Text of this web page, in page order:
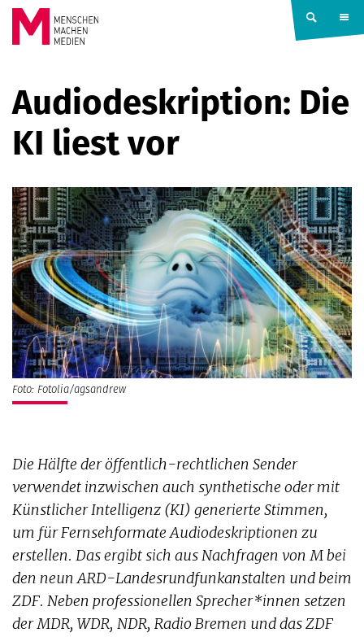
Springe zum Inhalt
MACHEN
MEDIEN
Audiodeskription: Die
KI liest vor
Foto: Fotolia/agsandrew
Die Hälfte der öffentlich-rechtlichen Sender
verwendet inzwischen auch synthetische oder mit
Künstlicher Intelligenz (KI) generierte Stimmen,
um für Fernsehformate Audiodeskriptionen zu
erstellen. Das ergibt sich aus Nachfragen von M bei
den neun ARD-Landesrundfunkanstalten und beim
ZDF. Neben professionellen Sprecher*innen setzen
der MDR, WDR, NDR, Radio Bremen und das ZDF